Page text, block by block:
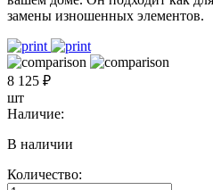
замены изношенных элементов.
8 125 ₽
шт
Наличие:
В наличии
Количество: